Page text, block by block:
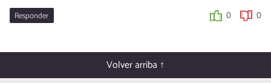
Responder 0 0
Volver arriba ↑